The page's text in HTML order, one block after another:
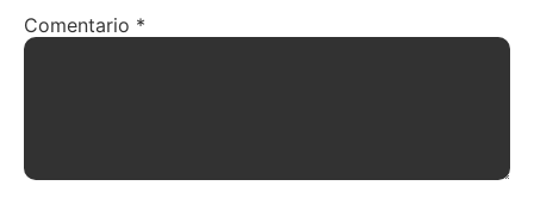
Comentario *